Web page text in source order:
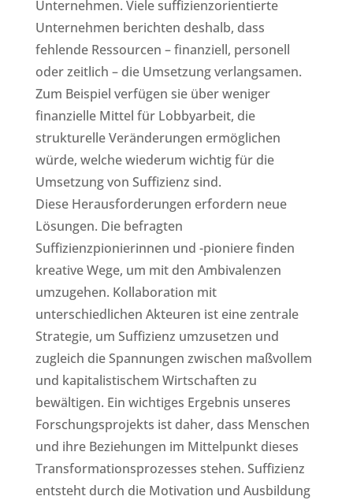
Unternehmen. Viele suffizienzorientierte
Unternehmen berichten deshalb, dass
fehlende Ressourcen – finanziell, personell
oder zeitlich – die Umsetzung verlangsamen.
Zum Beispiel verfügen sie über weniger
finanzielle Mittel für Lobbyarbeit, die
strukturelle Veränderungen ermöglichen
würde, welche wiederum wichtig für die
Umsetzung von Suffizienz sind.
Diese Herausforderungen erfordern neue
Lösungen. Die befragten
Suffizienzpionierinnen und -pioniere finden
kreative Wege, um mit den Ambivalenzen
umzugehen. Kollaboration mit
unterschiedlichen Akteuren ist eine zentrale
Strategie, um Suffizienz umzusetzen und
zugleich die Spannungen zwischen maßvollem
und kapitalistischem Wirtschaften zu
bewältigen. Ein wichtiges Ergebnis unseres
Forschungsprojekts ist daher, dass Menschen
und ihre Beziehungen im Mittelpunkt dieses
Transformationsprozesses stehen. Suffizienz
entsteht durch die Motivation und Ausbildung